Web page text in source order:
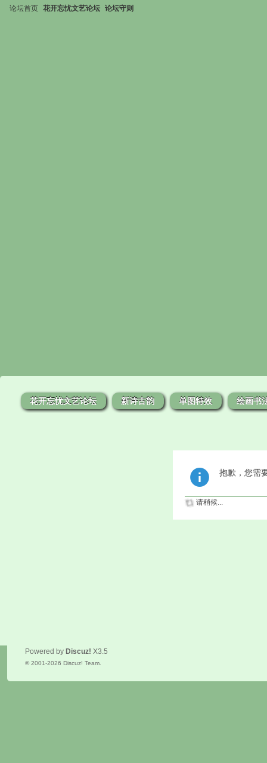
论坛首页 花开忘忧文艺论坛 论坛守则
花开忘忧文艺论坛 新诗古韵 单图特效 绘画书
抱歉，您需
请稍候...
Powered by Discuz! X3.5
© 2001-2026 Discuz! Team